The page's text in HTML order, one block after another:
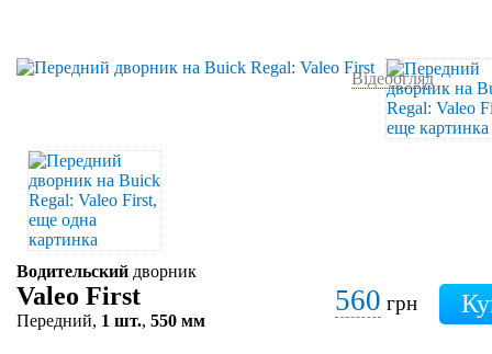
Відеоогляд
Водительский дворник
Valeo First
Передний, 1 шт., 550 мм
560 грн